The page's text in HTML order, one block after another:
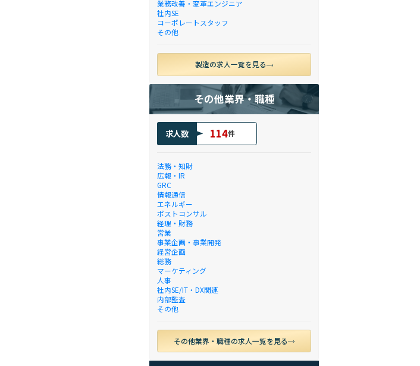
業務改善・変革エンジニア
社内SE
コーポレートスタッフ
その他
製造の求人一覧を見る
その他業界・職種
求人数 114件
法務・知財
広報・IR
GRC
情報通信
エネルギー
ポストコンサル
経理・財務
営業
事業企画・事業開発
経営企画
総務
マーケティング
人事
社内SE/IT・DX関連
内部監査
その他
その他業界・職種の求人一覧を見る